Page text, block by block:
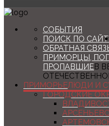
СОБЫТИЯ
ПОИСК ПО
ОБРАТНАЯ
ПРИМОРЦЫ,
ПРОПАВШИЕВ
ПРИМОРЬЕЛЮДИ И
ГОРОДСКИЕ